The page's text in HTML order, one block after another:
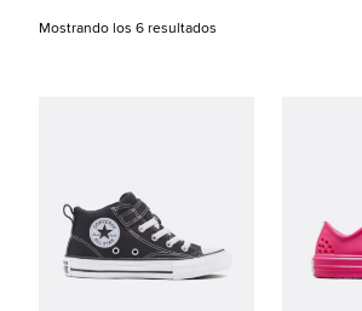
Niños
Mostrando los 6 resultados